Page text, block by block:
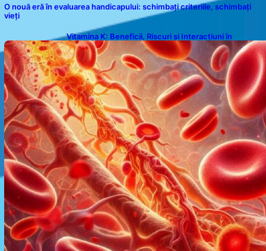
O nouă eră în evaluarea handicapului: schimbați criteriile, schimbați
vieți
Vitamina K: Beneficii, Riscuri și Interacțiuni în
Coagularea Sângelui